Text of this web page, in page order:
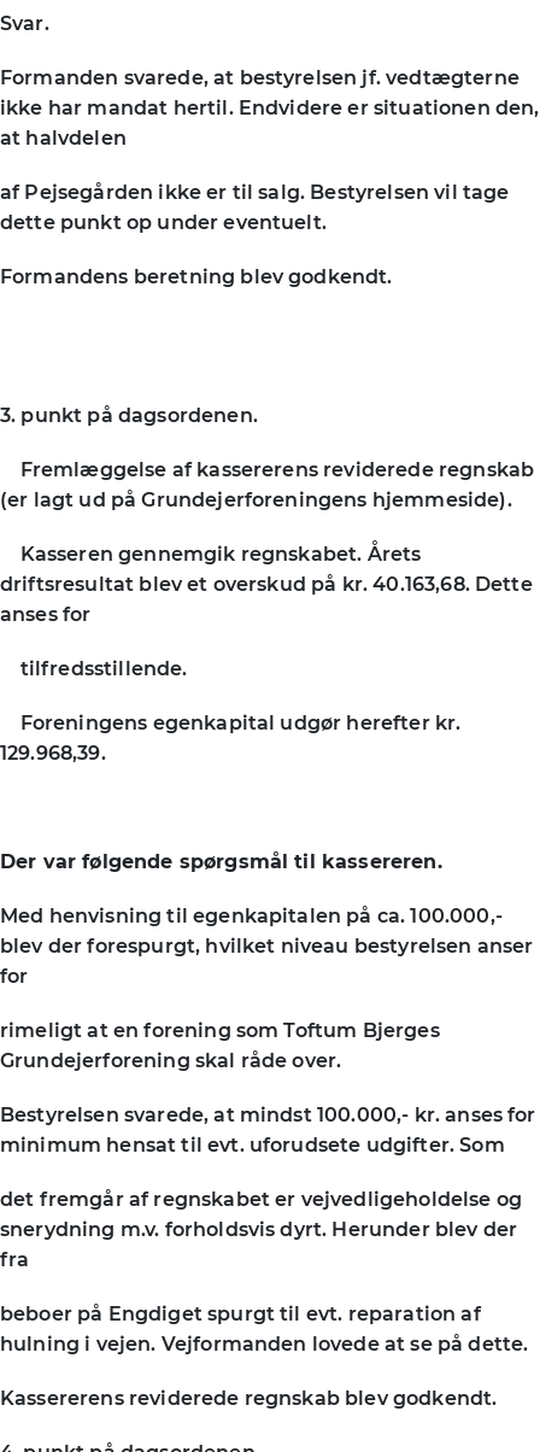
Svar.
Formanden svarede, at bestyrelsen jf. vedtægterne
ikke har mandat hertil. Endvidere er situationen den,
at halvdelen
af Pejsegården ikke er til salg. Bestyrelsen vil tage
dette punkt op under eventuelt.
Formandens beretning blev godkendt.
3. punkt på dagsordenen.
Fremlæggelse af kassererens reviderede regnskab
(er lagt ud på Grundejerforeningens hjemmeside).
Kasseren gennemgik regnskabet. Årets
driftsresultat blev et overskud på kr. 40.163,68. Dette
anses for
tilfredsstillende.
Foreningens egenkapital udgør herefter kr.
129.968,39.
Der var følgende spørgsmål til kassereren.
Med henvisning til egenkapitalen på ca. 100.000,-
blev der forespurgt, hvilket niveau bestyrelsen anser
for
rimeligt at en forening som Toftum Bjerges
Grundejerforening skal råde over.
Bestyrelsen svarede, at mindst 100.000,- kr. anses for
minimum hensat til evt. uforudsete udgifter. Som
det fremgår af regnskabet er vejvedligeholdelse og
snerydning m.v. forholdsvis dyrt. Herunder blev der
fra
beboer på Engdiget spurgt til evt. reparation af
hulning i vejen. Vejformanden lovede at se på dette.
Kassererens reviderede regnskab blev godkendt.